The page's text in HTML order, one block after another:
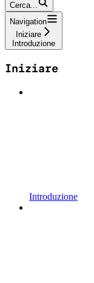
Cerca...
Navigation
Iniziare
Introduzione
Iniziare
Introduzione